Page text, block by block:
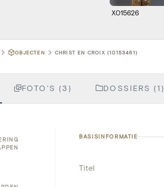
X015626
OBJECTEN CHRIST EN CROIX (10153461)
FOTO'S (3) DOSSIERS (1)
BASISINFORMATIE
Titel